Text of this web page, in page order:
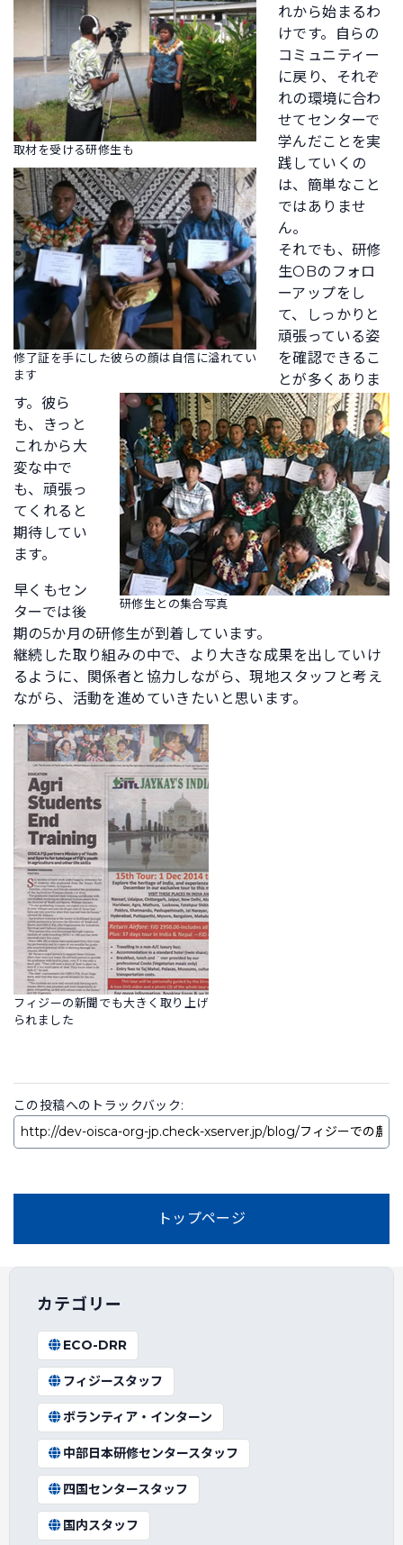
取材を受ける研修生も
修了証を手にした彼らの顔は自信に溢れてい
ます
研修生との集合写真
れから始まるわ
けです。自らの
コミュニティー
に戻り、それぞ
れの環境に合わ
せてセンターで
学んだことを実
践していくの
は、簡単なこと
ではありませ
ん。
それでも、研修
生OBのフォロ
ーアップをし
て、しっかりと
頑張っている姿
を確認できるこ
とが多くありま
す。彼ら
も、きっと
これから大
変な中で
も、頑張っ
てくれると
期待してい
ます。
早くもセン
ターでは後
期の5か月の研修生が到着しています。
継続した取り組みの中で、より大きな成果を出していけ
るように、関係者と協力しながら、現地スタッフと考え
ながら、活動を進めていきたいと思います。
フィジーの新聞でも大きく取り上げ
られました
この投稿へのトラックバック:
トップページ
カテゴリー
ECO-DRR
フィジースタッフ
ボランティア・インターン
中部日本研修センタースタッフ
四国センタースタッフ
国内スタッフ